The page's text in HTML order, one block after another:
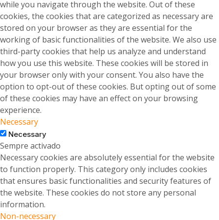
while you navigate through the website. Out of these
cookies, the cookies that are categorized as necessary are
stored on your browser as they are essential for the
working of basic functionalities of the website. We also use
third-party cookies that help us analyze and understand
how you use this website. These cookies will be stored in
your browser only with your consent. You also have the
option to opt-out of these cookies. But opting out of some
of these cookies may have an effect on your browsing
experience.
Necessary
Necessary
Sempre activado
Necessary cookies are absolutely essential for the website
to function properly. This category only includes cookies
that ensures basic functionalities and security features of
the website. These cookies do not store any personal
information.
Non-necessary